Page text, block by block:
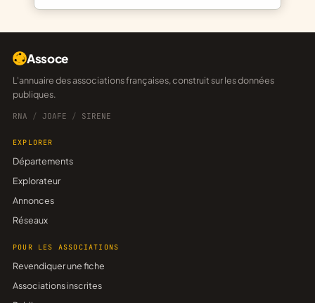
Assoce
L'annuaire des associations françaises, construit sur les données
publiques.
RNA / JOAFE / SIRENE
EXPLORER
Départements
Explorateur
Annonces
Réseaux
POUR LES ASSOCIATIONS
Revendiquer une fiche
Associations inscrites